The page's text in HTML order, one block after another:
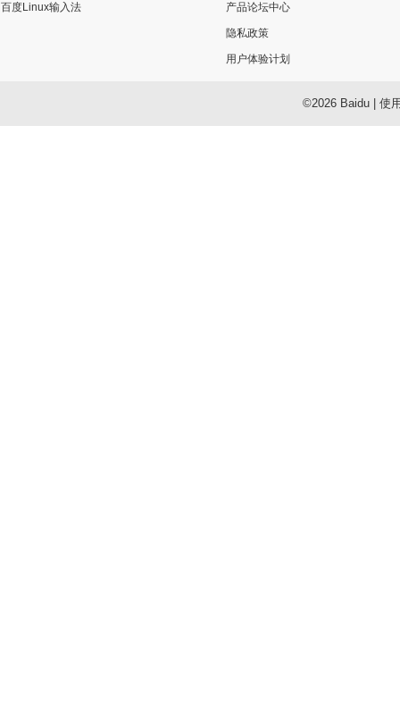
百度Linux输入法 产品论坛中心
隐私政策
用户体验计划
©2026 Baidu| 使